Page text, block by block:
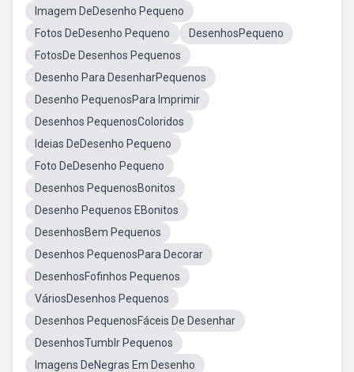
Imagem DeDesenho Pequeno
Fotos DeDesenho Pequeno
DesenhosPequeno
FotosDe Desenhos Pequenos
Desenho Para DesenharPequenos
Desenho PequenosPara Imprimir
Desenhos PequenosColoridos
Ideias DeDesenho Pequeno
Foto DeDesenho Pequeno
Desenhos PequenosBonitos
Desenho Pequenos EBonitos
DesenhosBem Pequenos
Desenhos PequenosPara Decorar
DesenhosFofinhos Pequenos
VáriosDesenhos Pequenos
Desenhos PequenosFáceis De Desenhar
DesenhosTumblr Pequenos
Imagens DeNegras Em Desenho